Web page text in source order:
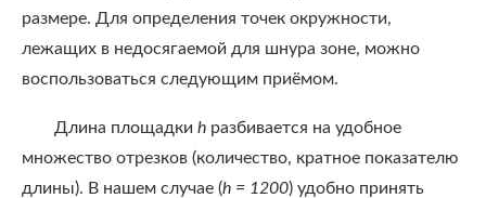
размере. Для определения точек окружности,
лежащих в недосягаемой для шнура зоне, можно
воспользоваться следующим приёмом.
Длина площадки h разбивается на удобное
множество отрезков (количество, кратное показателю
длины). В нашем случае (h = 1200) удобно принять